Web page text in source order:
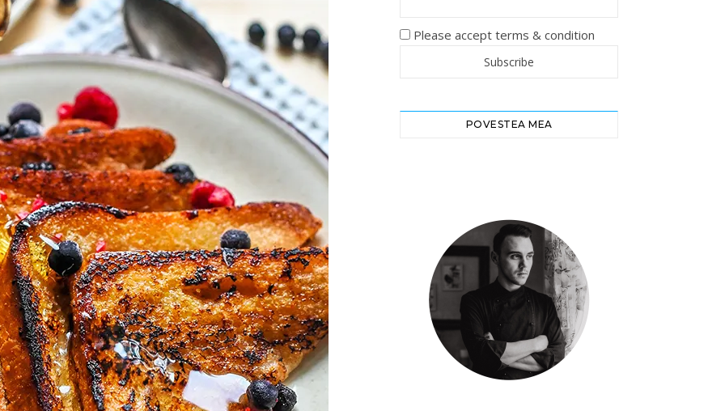
Please accept terms & condition
POVESTEA MEA